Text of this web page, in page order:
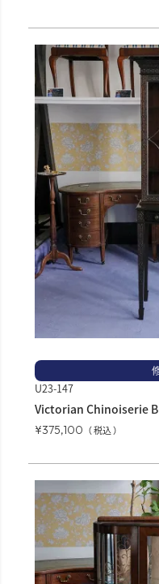
U23-147
Victorian Chinoiserie
¥375,100 税込